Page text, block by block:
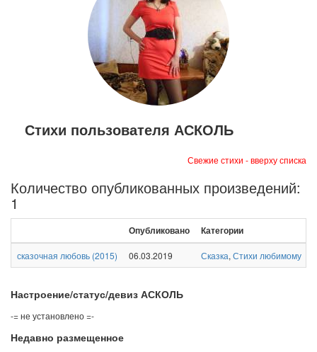
Стихи пользователя АСКОЛЬ
Свежие стихи - вверху списка
Количество опубликованных произведений:
1
Опубликовано Категории
сказочная любовь (2015) 06.03.2019 Сказка, Стихи любимому
Настроение/статус/девиз АСКОЛЬ
-= не установлено =-
Недавно размещенное